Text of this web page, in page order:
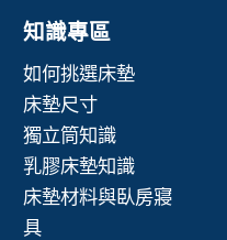
知識專區
如何挑選床墊
床墊尺寸
獨立筒知識
乳膠床墊知識
床墊材料與臥房寢
具